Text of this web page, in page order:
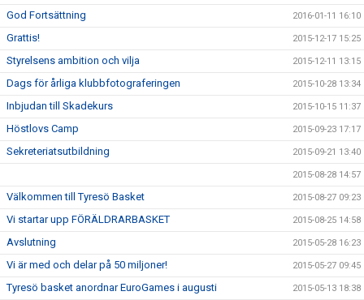
God Fortsättning 2016-01-11 16:10
Grattis! 2015-12-17 15:25
Styrelsens ambition och vilja 2015-12-11 13:15
Dags för årliga klubbfotograferingen 2015-10-28 13:34
Inbjudan till Skadekurs 2015-10-15 11:37
Höstlovs Camp 2015-09-23 17:17
Sekreteriatsutbildning 2015-09-21 13:40
2015-08-28 14:57
Välkommen till Tyresö Basket 2015-08-27 09:23
Vi startar upp FÖRÄLDRARBASKET 2015-08-25 14:58
Avslutning 2015-05-28 16:23
Vi är med och delar på 50 miljoner! 2015-05-27 09:45
Tyresö basket anordnar EuroGames i augusti 2015-05-13 18:38